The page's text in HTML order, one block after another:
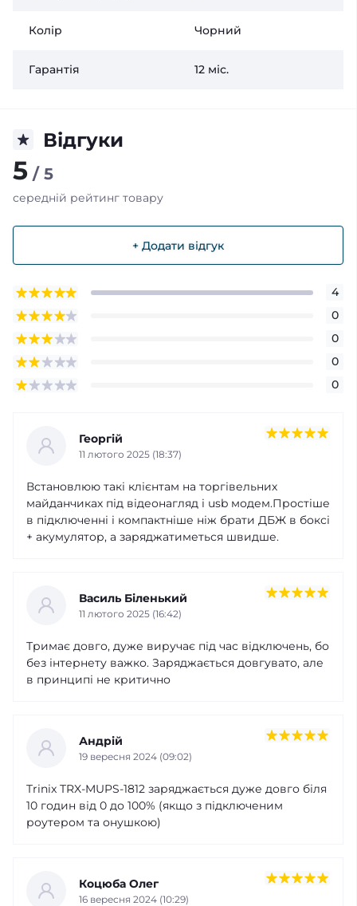
Колір Чорний
Гарантія 12 міс.
Відгуки
5 / 5
середній рейтинг товару
+ Додати відгук
4
0
0
0
0
Георгій
11 лютого 2025 (18:37)
Встановлюю такі клієнтам на торгівельних
майданчиках під відеонагляд і usb модем.Простіше
в підключенні і компактніше ніж брати ДБЖ в боксі
+ акумулятор, а заряджатиметься швидше.
Василь Біленький
11 лютого 2025 (16:42)
Тримає довго, дуже виручає під час відключень, бо
без інтернету важко. Заряджається довгувато, але
в принципі не критично
Андрій
19 вересня 2024 (09:02)
Trinix TRX-MUPS-1812 заряджається дуже довго біля
10 годин від 0 до 100% (якщо з підключеним
роутером та онушкою)
Коцюба Олег
16 вересня 2024 (10:29)